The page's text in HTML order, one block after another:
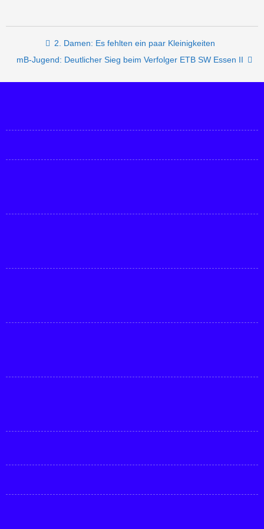
Post navigation
2. Damen: Es fehlten ein paar Kleinigkeiten
mB-Jugend: Deutlicher Sieg beim Verfolger ETB SW Essen II